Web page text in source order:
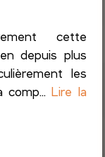
cette
depuis plus
les
comp...Lire la